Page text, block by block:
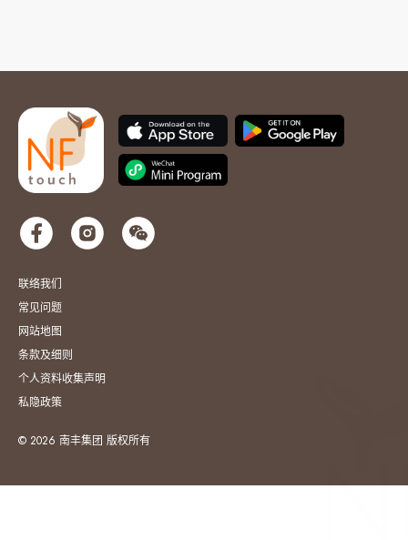
联络我们
常见问题
网站地图
条款及细则
个人资料收集声明
私隐政策
© 2026 南丰集团 版权所有